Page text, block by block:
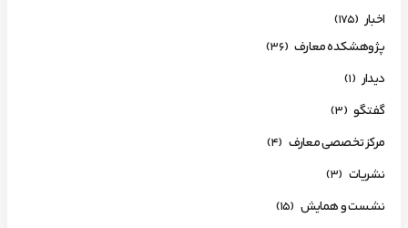
اخبار (175)
پژوهشکده معارف (36)
دیدار (1)
گفتگو (3)
مرکز تخصصی معارف (4)
نشریات (3)
نشست و همایش (15)